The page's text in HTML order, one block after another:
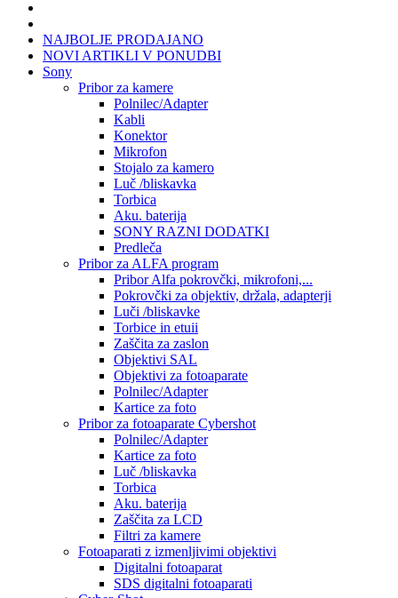
NAJBOLJE PRODAJANO
NOVI ARTIKLI V PONUDBI
Sony
Pribor za kamere
Polnilec/Adapter
Kabli
Konektor
Mikrofon
Stojalo za kamero
Luč /bliskavka
Torbica
Aku. baterija
SONY RAZNI DODATKI
Predleča
Pribor za ALFA program
Pribor Alfa pokrovčki, mikrofoni,...
Pokrovčki za objektiv, držala, adapterji
Luči /bliskavke
Torbice in etuii
Zaščita za zaslon
Objektivi SAL
Objektivi za fotoaparate
Polnilec/Adapter
Kartice za foto
Pribor za fotoaparate Cybershot
Polnilec/Adapter
Kartice za foto
Luč /bliskavka
Torbica
Aku. baterija
Zaščita za LCD
Filtri za kamere
Fotoaparati z izmenljivimi objektivi
Digitalni fotoaparat
SDS digitalni fotoaparati